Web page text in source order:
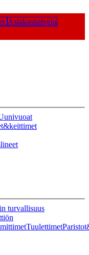
Asiakaspalvelu
turvallisuus
Tuulettimet